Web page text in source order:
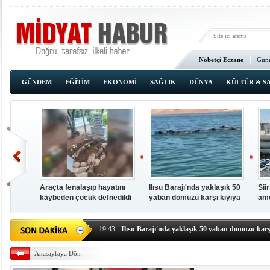
Nöbetçi Eczane
Ana Sayfa
GÜNDEM
EĞİTİM EKONOMİ SAĞLIK DÜNYA KÜLTÜR &
Araçta fenalaşıp hayatını
kaybeden çocuk defnedildi
Ilısu Barajı'nda yaklaşık 50
yaban domuzu karşı kıyıya
- OKUMAK İÇİN TIKLAYIN
19:43 - Ilısu Barajı'nda yaklaşık 50 yaban domuzu
19:42- Hacıoğlu: UMKE ekipleri bilgi, cesaret ve
19:08- HÜDA PAR Şırnak il başkanı Yalçın:
Anasayfaya Dön